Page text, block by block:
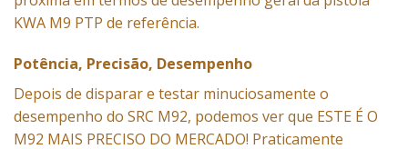
KWA M9 PTP de referência.
Potência, Precisão, Desempenho
Depois de disparar e testar minuciosamente o
desempenho do SRC M92, podemos ver que ESTE É O
M92 MAIS PRECISO DO MERCADO! Praticamente